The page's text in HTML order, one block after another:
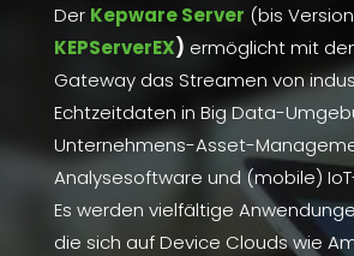
Der Kepware Server (bis Version
KEPServerEX) ermöglicht mit
Gateway das Streamen von
Echtzeitdaten in Big Data-
Unternehmens-Asset-
Analysesoftware und (mobile)
Es werden vielfältige
die sich auf Device Clouds wie